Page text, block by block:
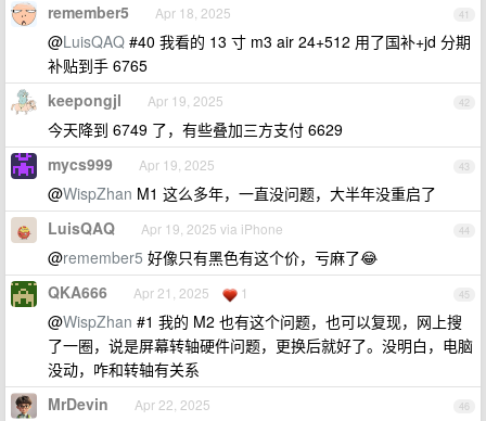
41
remember5 Apr 18, 2025
@LuisQAQ #40 我看的 13 寸 m3 air 24+512 用了国补+jd 分期
补贴到手 6765
42
keepongjl Apr 19, 2025
今天降到 6749 了，有些叠加三方支付 6629
43
mycs999 Apr 19, 2025
@WispZhan M1 这么多年，一直没问题，大半年没重启了
44
LuisQAQ Apr 19, 2025 via iPhone
@remember5 好像只有黑色有这个价，亏麻了😂
45
QKA666 Apr 21, 2025 1
@WispZhan #1 我的 M2 也有这个问题，也可以复现，网上搜
了一圈，说是屏幕转轴硬件问题，更换后就好了。没明白，电脑
没动，咋和转轴有关系
46
MrDevin Apr 22, 2025